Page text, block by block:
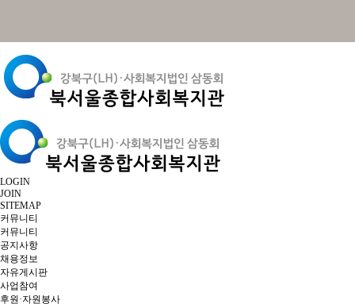
LOGIN
JOIN
SITEMAP
커뮤니티
커뮤니티
공지사항
채용정보
자유게시판
사업참여
후원·자원봉사